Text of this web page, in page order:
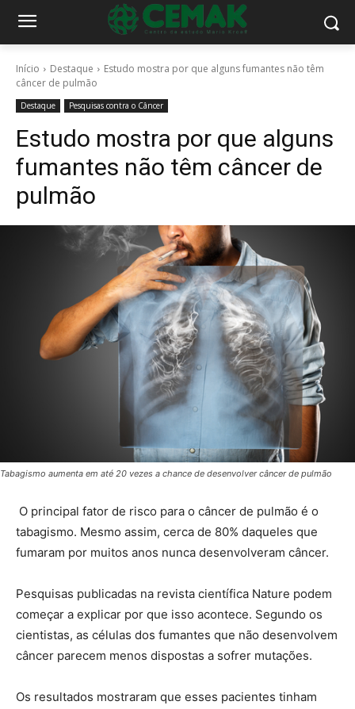
Início Destaque
Estudo mostra por que alguns fumantes não têm
câncer de pulmão
Destaque Pesquisas contra o Câncer
Estudo mostra por que alguns
fumantes não têm câncer de
pulmão
Tabagismo aumenta em até 20 vezes a chance de desenvolver câncer de pulmão
O principal fator de risco para o câncer de pulmão é o
tabagismo. Mesmo assim, cerca de 80% daqueles que
fumaram por muitos anos nunca desenvolveram câncer.
Pesquisas publicadas na revista científica Nature podem
começar a explicar por que isso acontece. Segundo os
cientistas, as células dos fumantes que não desenvolvem
câncer parecem menos dispostas a sofrer mutações.
Os resultados mostraram que esses pacientes tinham